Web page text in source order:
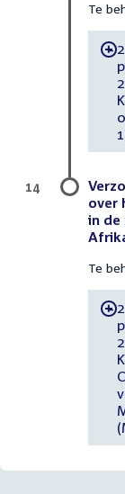
Te
-
over
in de
Te
-
14